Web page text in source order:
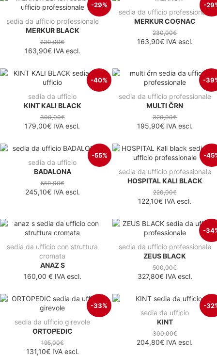
-29%
sedia da ufficio professionale
MERKUR BLACK
230,00€
163,90€IVA escl.
-
sedia da ufficio professionale
MERKUR COGNAC
230,00€
163,90€IVA escl.
-40%
sedia da ufficio
KINT KALI BLACK
300,00€
179,00€ IVA escl.
-
sedia da ufficio professionale
MULTI ČRN
320,00€
195,90€IVA escl.
-55%
sedia da ufficio
BADALONA
550,00€
245,10€IVA escl.
-
sedia da ufficio professionale
HOSPITAL KALI BLACK
220,00€
122,10€ IVA escl.
sedia da ufficio con struttura
cromata
ANAZ S
160,00 €IVA escl.
-
sedia da ufficio professionale
ZEUS BLACK
500,00€
327,80€IVA escl.
-33%
sedia da ufficio girevole
ORTOPEDIC
195,00€
131,10€IVA escl.
-
sedia da ufficio
KINT
300,00€
204,80€ IVA escl.